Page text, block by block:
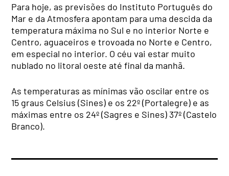
Para hoje, as previsões do Instituto Português do
Mar e da Atmosfera apontam para uma descida da
temperatura máxima no Sul e no interior Norte e
Centro, aguaceiros e trovoada no Norte e Centro,
em especial no interior. O céu vai estar muito
nublado no litoral oeste até final da manhã.
As temperaturas as mínimas vão oscilar entre os
15 graus Celsius (Sines) e os 22º (Portalegre) e as
máximas entre os 24º (Sagres e Sines) 37º (Castelo
Branco).